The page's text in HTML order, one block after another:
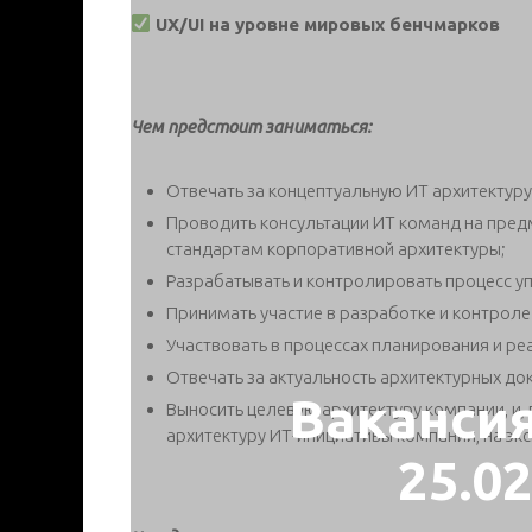
UX/UI на уровне мировых бенчмарков
Чем предстоит заниматься:
Отвечать за концептуальную ИТ
Проводить консультации ИТ команд на
стандартам корпоративной архитектуры;
Разрабатывать и контролировать процесс
Принимать участие в разработке и
Участвовать в процессах планирования и
Отвечать за актуальность архитектурных
Выносить целевую архитектуру компании,
архитектуру ИТ-инициативы компании, на